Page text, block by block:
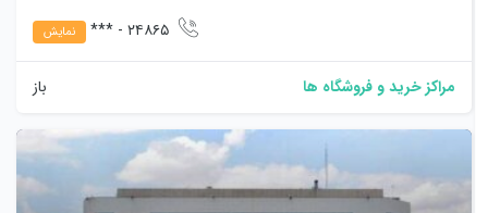
نمایش
مراکز خرید و فروشگاه ها باز